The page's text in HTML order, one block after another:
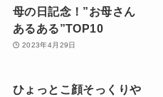
母の日記念！”お母さん
あるある”TOP10
2023年4月29日
ひょっとこ顔そっくりや